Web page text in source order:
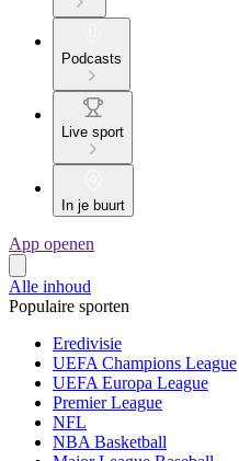
Podcasts
Live sport
In je buurt
App openen
Alle inhoud
Populaire sporten
Eredivisie
UEFA Champions League
UEFA Europa League
Premier League
NFL
NBA Basketball